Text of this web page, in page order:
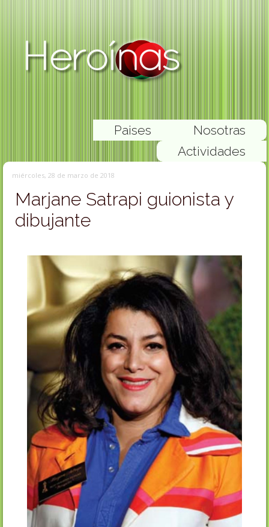
Nosotras
Paises
Actividades
miércoles, 28 de marzo de 2018
Marjane Satrapi guionista y
dibujante